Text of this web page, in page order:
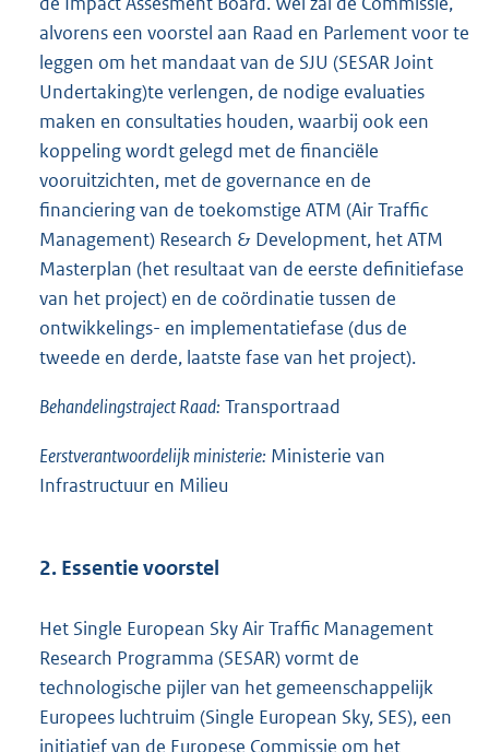
alvorens een voorstel aan Raad en Parlement voor te
leggen om het mandaat van de SJU (SESAR Joint
Undertaking)te verlengen, de nodige evaluaties
maken en consultaties houden, waarbij ook een
koppeling wordt gelegd met de financiële
vooruitzichten, met de governance en de
financiering van de toekomstige ATM (Air Traffic
Management) Research & Development, het ATM
Masterplan (het resultaat van de eerste definitiefase
van het project) en de coördinatie tussen de
ontwikkelings- en implementatiefase (dus de
tweede en derde, laatste fase van het project).
Behandelingstraject Raad: Transportraad
Eerstverantwoordelijk ministerie: Ministerie van
Infrastructuur en Milieu
2. Essentie voorstel
Het Single European Sky Air Traffic Management
Research Programma (SESAR) vormt de
technologische pijler van het gemeenschappelijk
Europees luchtruim (Single European Sky, SES), een
initiatief van de Europese Commissie om het